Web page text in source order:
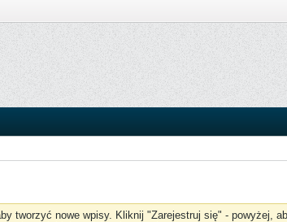
tworzyć nowe wpisy. Kliknij "Zarejestruj się" - powyżej,